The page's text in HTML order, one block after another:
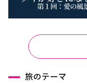
旅のテーマ